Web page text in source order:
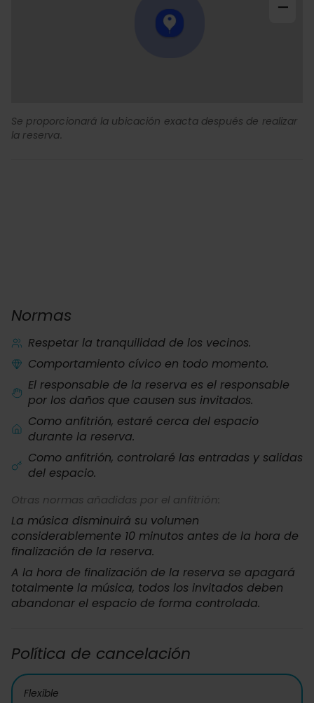
−
Se proporcionará la ubicación exacta después de realizar
la reserva.
Normas
Respetar la tranquilidad de los vecinos.
Comportamiento cívico en todo momento.
El responsable de la reserva es el responsable
por los daños que causen sus invitados.
Como anfitrión, estaré cerca del espacio
durante la reserva.
Como anfitrión, controlaré las entradas y salidas
del espacio.
Otras normas añadidas por el anfitrión:
La música disminuirá su volumen
considerablemente 10 minutos antes de la hora de
finalización de la reserva.
A la hora de finalización de la reserva se apagará
totalmente la música, todos los invitados deben
abandonar el espacio de forma controlada.
Política de cancelación
Flexible